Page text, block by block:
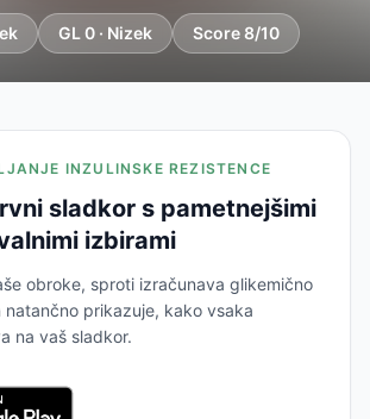
GL 0 · Nizek Score 8/10
INZULINSKE REZISTENCE
sladkor s pametnejšimi
izbirami
obroke, sproti izračunava glikemično
natančno prikazuje, kako vsaka
na vaš sladkor.